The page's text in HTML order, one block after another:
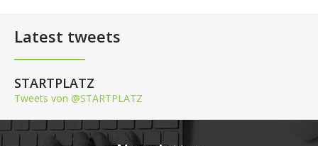
Latest tweets
STARTPLATZ
Tweets von @STARTPLATZ